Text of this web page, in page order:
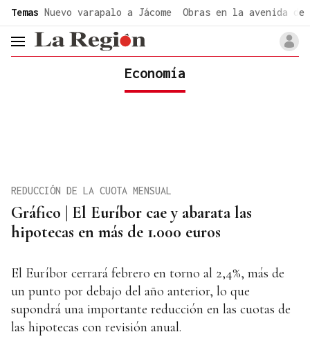
Temas Nuevo varapalo a Jácome Obras en la avenida de
header.menu.open
Economía
Gráfico | El Euríbor cae y abarata las
hipotecas en más de 1.000 euros
REDUCCIÓN DE LA CUOTA MENSUAL
El Euríbor cerrará febrero en torno al 2,4%, más de
un punto por debajo del año anterior, lo que
supondrá una importante reducción en las cuotas de
las hipotecas con revisión anual.